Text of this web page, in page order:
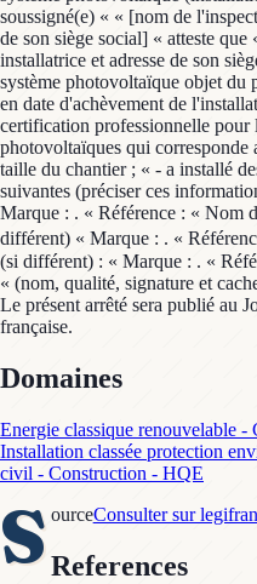
Domaines
Energie classique renouvelable
Installation classée protection
civil - Construction - HQE
S ourceConsulter sur
References